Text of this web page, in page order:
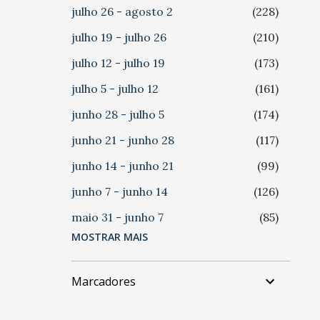
julho 26 - agosto 2
228
julho 19 - julho 26
210
julho 12 - julho 19
173
julho 5 - julho 12
161
junho 28 - julho 5
174
junho 21 - junho 28
117
junho 14 - junho 21
99
junho 7 - junho 14
126
maio 31 - junho 7
85
maio 24 - maio 31
MOSTRAR MAIS
Marcadores